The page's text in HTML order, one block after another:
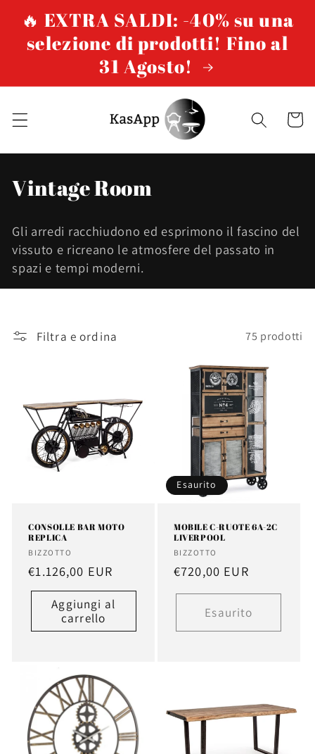
direttamente
ai contenuti
🔥 EXTRA SALDI: -40% su una
selezione di prodotti! Fino al
31 Agosto!
Carrello
C
l
l
e
z
n
Vintage Room
Gli arredi racchiudono ed esprimono il fascino del
vissuto e ricreano le atmosfere del passato in
spazi e tempi moderni.
Filtra e ordina 75 prodotti
CONSOLLE BAR MOTO
REPLICA
Fornitore:
BIZZOTTO
Prezzo
di
listino
€1.126,00 EUR
Aggiungi al
carrello
Esaurito
MOBILE C-RUOTE 6A-2C
LIVERPOOL
Fornitore:
BIZZOTTO
Prezzo
listino
€720,00 EUR
Esaurito